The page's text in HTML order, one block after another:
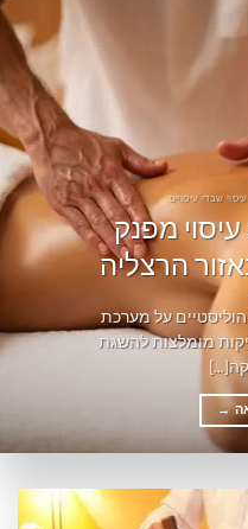
שבדי עיסויים
מפנק
הרצליה
על מערכת
מומלצות להשגת
→